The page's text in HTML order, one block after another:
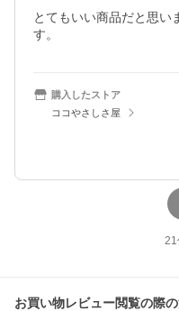
とてもいい商品だと思い
す。
購入したストア
ココやさしさ屋
21
お買い物レビュー閲覧の際